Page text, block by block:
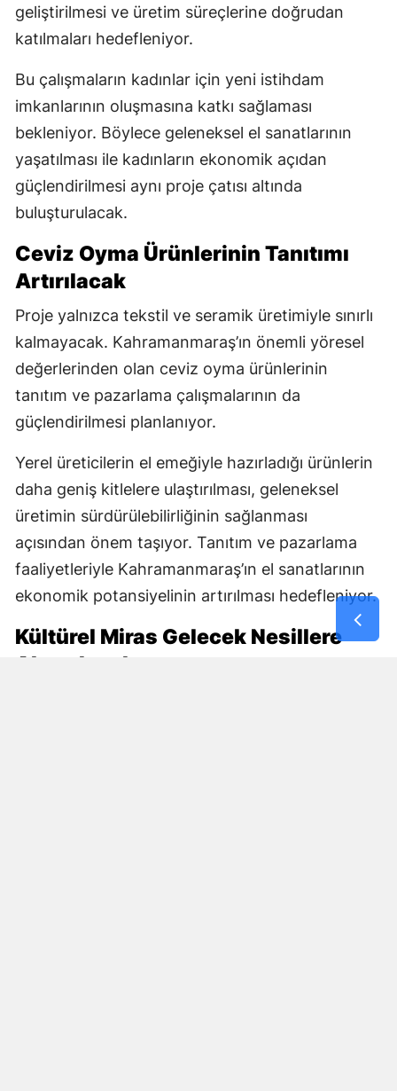
geliştirilmesi ve üretim süreçlerine doğrudan
katılmaları hedefleniyor.
Bu çalışmaların kadınlar için yeni istihdam
imkanlarının oluşmasına katkı sağlaması
bekleniyor. Böylece geleneksel el sanatlarının
yaşatılması ile kadınların ekonomik açıdan
güçlendirilmesi aynı proje çatısı altında
buluşturulacak.
Ceviz Oyma Ürünlerinin Tanıtımı
Artırılacak
Proje yalnızca tekstil ve seramik üretimiyle sınırlı
kalmayacak. Kahramanmaraş’ın önemli yöresel
değerlerinden olan ceviz oyma ürünlerinin
tanıtım ve pazarlama çalışmalarının da
güçlendirilmesi planlanıyor.
Yerel üreticilerin el emeğiyle hazırladığı ürünlerin
daha geniş kitlelere ulaştırılması, geleneksel
üretimin sürdürülebilirliğinin sağlanması
açısından önem taşıyor. Tanıtım ve pazarlama
faaliyetleriyle Kahramanmaraş’ın el sanatlarının
ekonomik potansiyelinin artırılması hedefleniyor.
Kültürel Miras Gelecek Nesillere
Aktarılacak